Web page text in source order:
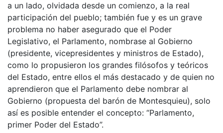
a un lado, olvidada desde un comienzo, a la real
participación del pueblo; también fue y es un grave
problema no haber asegurado que el Poder
Legislativo, el Parlamento, nombrase al Gobierno
(presidente, vicepresidentes y ministros de Estado),
como lo propusieron los grandes filósofos y teóricos
del Estado, entre ellos el más destacado y de quien no
aprendieron que el Parlamento debe nombrar al
Gobierno (propuesta del barón de Montesquieu), solo
así es posible entender el concepto: “Parlamento,
primer Poder del Estado”.